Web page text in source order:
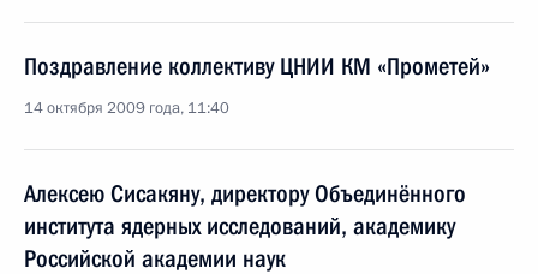
Поздравление коллективу ЦНИИ КМ «Прометей»
14 октября 2009 года, 11:40
Алексею Сисакяну, директору Объединённого
института ядерных исследований, академику
Российской академии наук